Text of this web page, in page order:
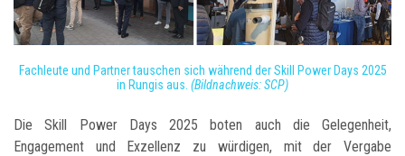
Fachleute und Partner tauschen sich während der Skill Power Days 2025
in Rungis aus. (Bildnachweis: SCP)
Die Skill Power Days 2025 boten auch die Gelegenheit,
Engagement und Exzellenz zu würdigen, mit der Vergabe